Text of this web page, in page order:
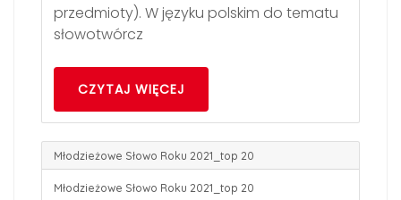
przedmioty). W języku polskim do tematu
słowotwórcz
CZYTAJ WIĘCEJ
Młodzieżowe Słowo Roku 2021_top 20
Młodzieżowe Słowo Roku 2021_top 20